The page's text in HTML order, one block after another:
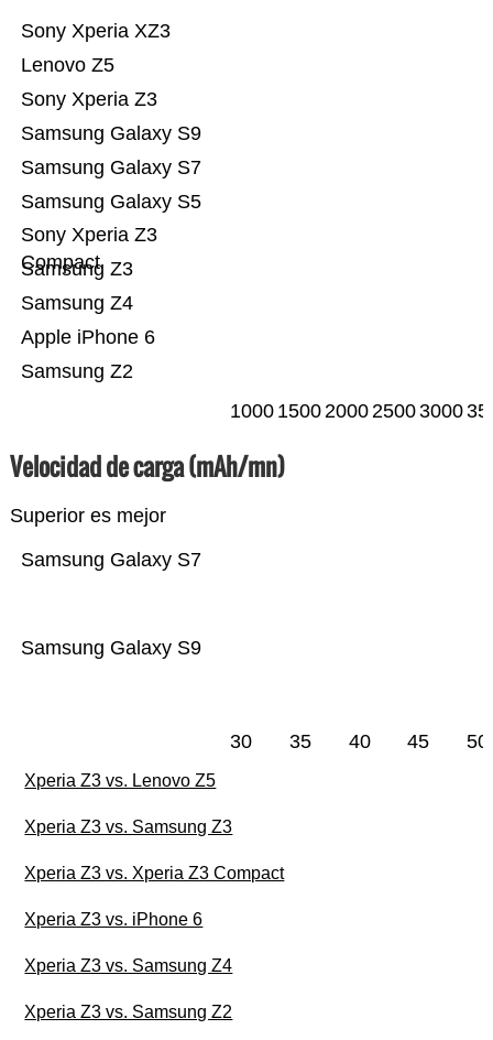
Samsung Z2
Apple iPhone 6
Samsung Z4
Samsung Z3
Sony Xperia Z3
Compact
Samsung Galaxy S5
Samsung Galaxy S7
Samsung Galaxy S9
Sony Xperia Z3
Lenovo Z5
Sony Xperia XZ3
1000 1500200025003000
Velocidad de carga (mAh/mn)
Superior es mejor
Samsung Galaxy S9
Samsung Galaxy S7
30 35 40 45 50
Xperia Z3 vs. Lenovo Z5
Xperia Z3 vs. Samsung Z3
Xperia Z3 vs. Xperia Z3 Compact
Xperia Z3 vs. iPhone 6
Xperia Z3 vs. Samsung Z4
Xperia Z3 vs. Samsung Z2